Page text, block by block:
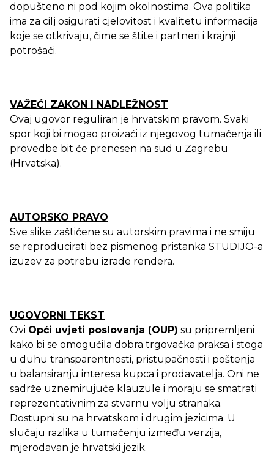
dopušteno ni pod kojim okolnostima. Ova politika
ima za cilj osigurati cjelovitost i kvalitetu informacija
koje se otkrivaju, čime se štite i partneri i krajnji
potrošači.
VAŽEĆI ZAKON I NADLEŽNOST
Ovaj ugovor reguliran je hrvatskim pravom. Svaki
spor koji bi mogao proizaći iz njegovog tumačenja ili
provedbe bit će prenesen na sud u Zagrebu
(Hrvatska).
AUTORSKO PRAVO
Sve slike zaštićene su autorskim pravima i ne smiju
se reproducirati bez pismenog pristanka STUDIJO-a
izuzev za potrebu izrade rendera.
UGOVORNI TEKST
Ovi Opći uvjeti poslovanja (OUP) su pripremljeni
kako bi se omogućila dobra trgovačka praksa i stoga
u duhu transparentnosti, pristupačnosti i poštenja
u balansiranju interesa kupca i prodavatelja. Oni ne
sadrže uznemirujuće klauzule i moraju se smatrati
reprezentativnim za stvarnu volju stranaka.
Dostupni su na hrvatskom i drugim jezicima. U
slučaju razlika u tumačenju između verzija,
mjerodavan je hrvatski jezik.